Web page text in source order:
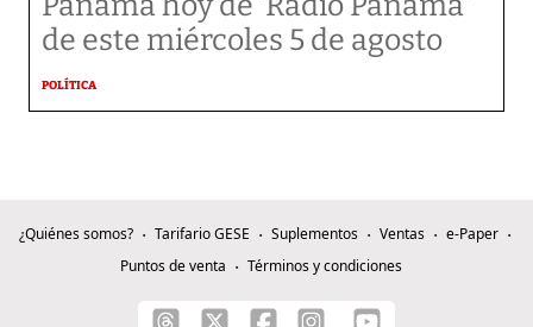
de este miércoles 5 de agosto
POLÍTICA
¿Quiénes somos? Tarifario GESE Suplementos Ventas
e-Paper
Puntos de venta
Términos y condiciones